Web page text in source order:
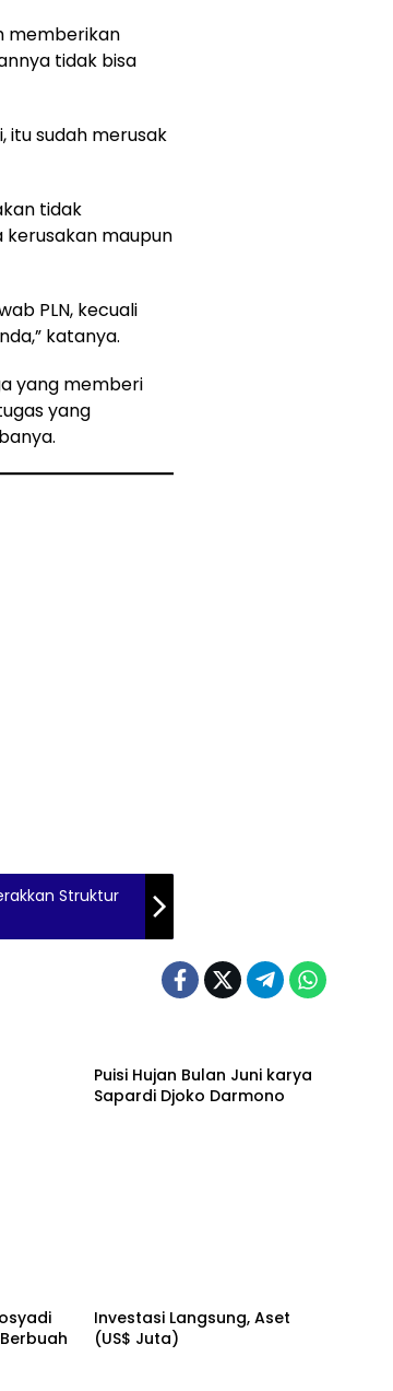
memberikan
tidak bisa
itu sudah merusak
tidak
kerusakan maupun
PLN, kecuali
katanya.
yang memberi
yang
Struktur
Puisi Hujan Bulan Juni karya
Sapardi Djoko Darmono
Investasi Langsung, Aset
(US$ Juta)